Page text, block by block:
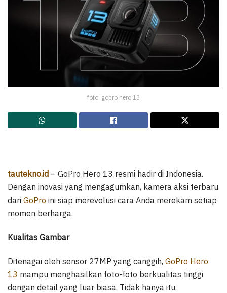
foto: gopro hero 13
tautekno.id – GoPro Hero 13 resmi hadir di Indonesia.
Dengan inovasi yang mengagumkan, kamera aksi terbaru
dari GoPro ini siap merevolusi cara Anda merekam setiap
momen berharga.
Kualitas Gambar
Ditenagai oleh sensor 27MP yang canggih, GoPro Hero
13 mampu menghasilkan foto-foto berkualitas tinggi
dengan detail yang luar biasa. Tidak hanya itu,